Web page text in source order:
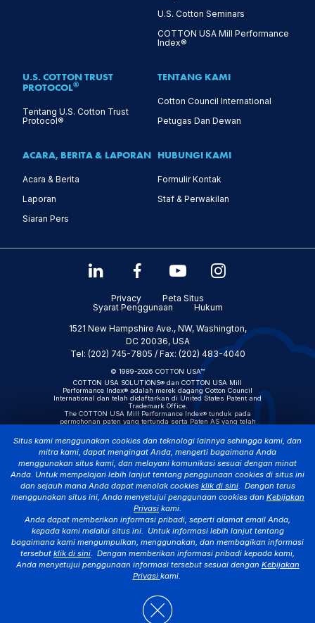
Situs kami menggunakan cookies dan teknologi lainnya sehingga kami, dan
mitra kami, dapat mengingat Anda, mengerti bagaimana Anda
menggunakan situs kami, dan melayani komunikasi sesuai dengan minat
Anda. Untuk mempelajari lebih lanjut tentang penggunaan cookies di situs ini
dan sejauh mana Anda dapat menolak cookies klik di sini. Dengan terus
menggunakan situs ini, Anda menyetujui penggunaan cookies dan Kebijakan
Privasi kami.
Anda dapat memberikan informasi pribadi, seperti alamat email Anda,
kepada kami melalui situs ini. Untuk informasi lebih lanjut tentang
bagaimana kami mengumpulkan, menggunakan, dan membagikan informasi
tersebut klik di sini . Dengan memberikan informasi pribadi kepada kami,
Anda menyetujui penggunaan informasi tersebut sesuai dengan Kebijakan
Privasi kami.
U.S. Cotton Seminars
COTTON USA Mill Performance
Index®
U.S. COTTON TRUST
PROTOCOL®
Tentang U.S. Cotton Trust
Protocol®
TENTANG KAMI
Cotton Council International
Petugas Dan Dewan
ACARA, BERITA & LAPORAN
Acara & Berita
Laporan
Siaran Pers
HUBUNGI KAMI
Formulir Kontak
Staf & Perwakilan
Privacy
Peta Situs
Syarat Penggunaan
Hukum
1521 New Hampshire Ave., NW, Washington,
DC 20036, USA
Tel: (202) 745-7805 / Fax: (202) 483-4040
© 1989-2026 COTTON USA™
COTTON USA SOLUTIONS® dan COTTON USA Mill
Performance Index® adalah merek dagang Cotton Council
International dan telah didaftarkan di United States Patent and
Trademark Office.
The COTTON USA Mill Performance Index® tunduk pada
permohonan paten yang tertunda serta Paten AS yang telah